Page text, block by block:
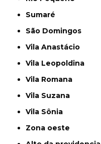
Sumaré
São Domingos
Vila Anastácio
Vila Leopoldina
Vila Romana
Vila Suzana
Vila Sônia
Zona oeste